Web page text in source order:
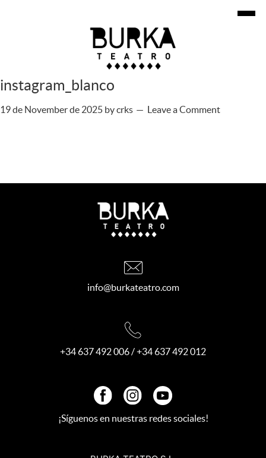
instagram_blanco
19 de November de 2025 bycrks Leave a Comment
info@burkateatro.com
+34 637 492 006/+34 637 492 012
¡Síguenos en nuestras redes sociales!